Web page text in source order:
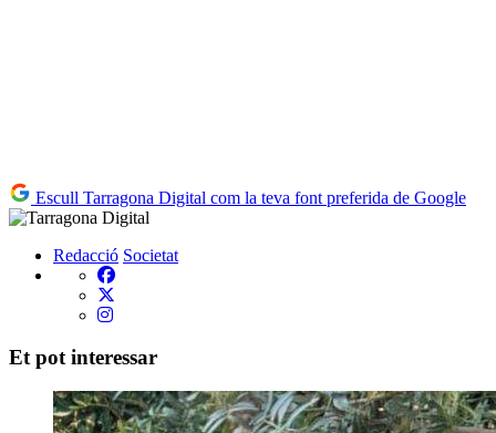
Escull Tarragona Digital com la teva font preferida de Google
Redacció Societat
Et pot interessar